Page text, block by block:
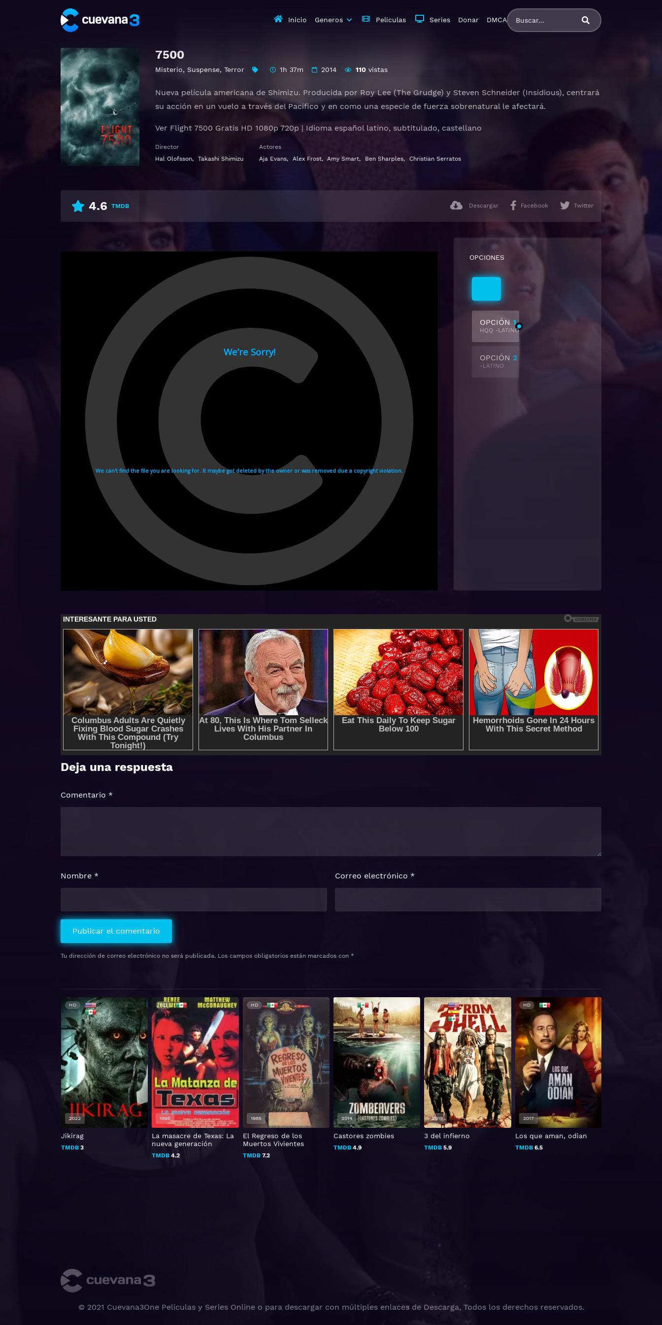
Inicio Generos Peliculas Series Donar DMCA
7500
Misterio, Suspense, Terror 1h 37m 2014 110vistas
Nueva película americana de Shimizu. Producida por Roy Lee (The Grudge) y Steven Schneider (Insidious), centrará
su acción en un vuelo a través del Pacifico y en como una especie de fuerza sobrenatural le afectará.
Ver Flight 7500 Gratis HD 1080p 720p | Idioma español latino, subtitulado, castellano
Director
Hal Olofsson, Takashi Shimizu
Actores
Aja Evans, Alex Frost, Amy Smart, Ben Sharples, Christian Serratos
4.6 TMDB Descargar Facebook Twitter
OPCIONES
OPCIÓN 1
HQQ -LATINO
OPCIÓN 2
-LATINO
Deja una respuesta
Tu dirección de correo electrónico no será publicada. Los campos obligatorios están marcados con *
Comentario *
Nombre * Correo electrónico *
Jikirag
TMDB3
HD
2022
La masacre de Texas: La
nueva generación
TMDB 4.2
HD
1995
El Regreso de los
Muertos Vivientes
TMDB7.2
HD
1985
Castores zombies
TMDB4.9
HD
2014
3 del infierno
TMDB 5.9
HD
2019
Los que aman, odian
TMDB6.5
HD
2017
© 2021 Cuevana3One Peliculas y Series Online o para descargar con múltiples enlaces de Descarga, Todos los derechos reservados.